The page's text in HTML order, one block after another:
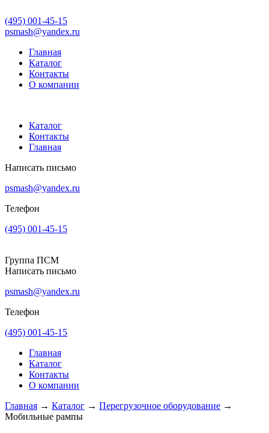
(495) 001-45-15
psmash@yandex.ru
Главная
Каталог
Контакты
О компании
Каталог
Контакты
Главная
Написать письмо
psmash@yandex.ru
Телефон
(495) 001-45-15
Группа ПСМ
Написать письмо
psmash@yandex.ru
Телефон
(495) 001-45-15
Главная
Каталог
Контакты
О компании
Главная → Каталог → Перегрузочное оборудование →
Мобильные рампы